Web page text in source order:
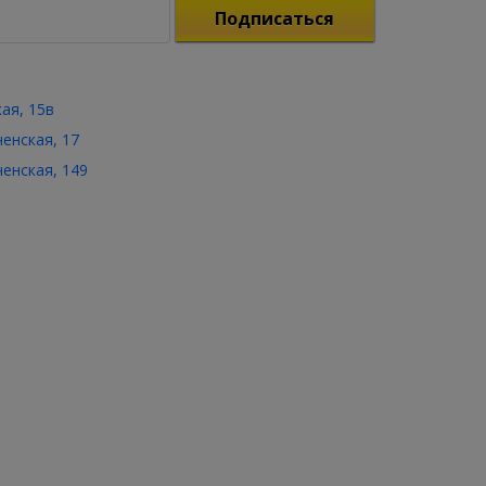
Подписаться
15в
17
149